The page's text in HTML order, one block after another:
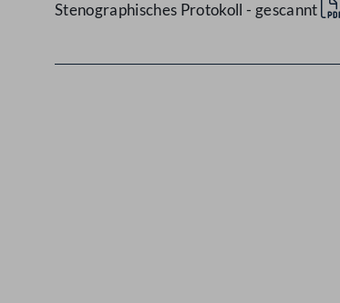
Stenographisches Protokoll - gescannt